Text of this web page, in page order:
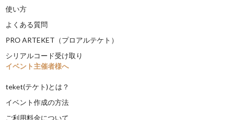
使い方
よくある質問
PRO ARTEKET（プロアルテケト）
シリアルコード受け取り
イベント主催者様へ
teket(テケト)とは？
イベント作成の方法
ご利用料金について